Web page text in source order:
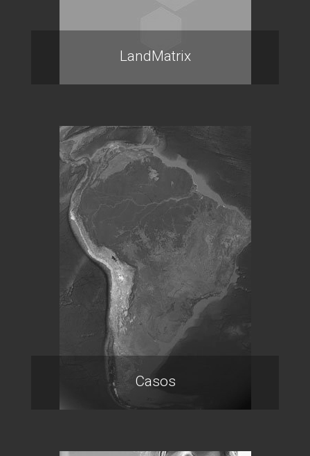
LandMatrix
Casos